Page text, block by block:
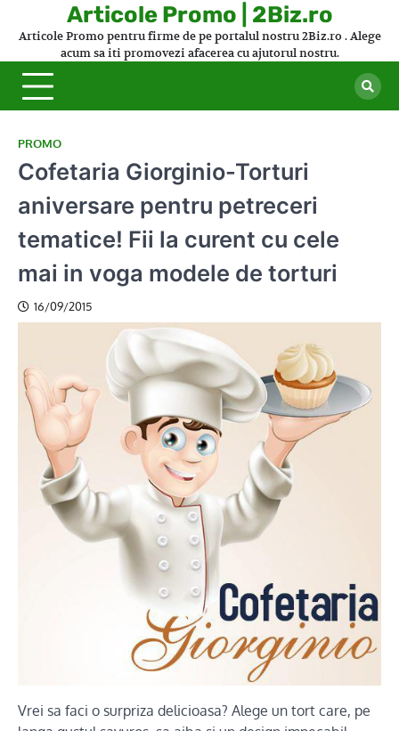
Articole Promo | 2Biz.ro
Articole Promo pentru firme de pe portalul nostru 2Biz.ro . Alege
acum sa iti promovezi afacerea cu ajutorul nostru.
PROMO
Cofetaria Giorginio-Torturi
aniversare pentru petreceri
tematice! Fii la curent cu cele
mai in voga modele de torturi
16/09/2015
Vrei sa faci o surpriza delicioasa? Alege un tort care, pe